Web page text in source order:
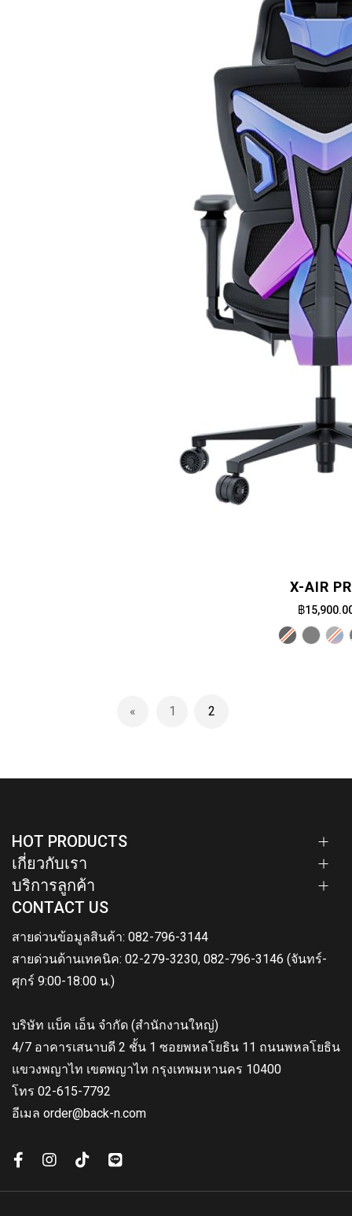
X-AIR
฿
Page
ก่อนหน้านี้Page
1 You're currently reading
2
HOT PRODUCTS
เกี่ยวกับเรา
บริการลูกค้า
CONTACT US
สายด่วนข้อมูลสินค้า: 082-796-3144
สายด่วนด้านเทคนิค: 02-279-3230, 082-796-3146 (จันทร์-
ศุกร์ 9:00-18:00 น.)
บริษัท แบ็ค เอ็น จำกัด (สำนักงานใหญ่)
4/7 อาคารเสนาบดี 2 ชั้น 1 ซอยพหลโยธิน 11 ถนนพหลโยธิน
แขวงพญาไท เขตพญาไท กรุงเทพมหานคร 10400
โทร 02-615-7792
อีเมล order@back-n.com